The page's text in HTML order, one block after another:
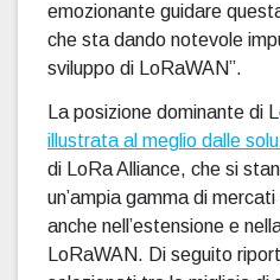
emozionante guidare
che sta dando notevole
sviluppo di LoRaWAN”.
La posizione dominante di
illustrata al meglio dalle
di LoRa Alliance, che si
un’ampia gamma di
anche nell’estensione e
LoRaWAN. Di seguito